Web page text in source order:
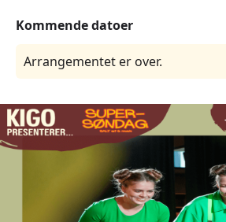
Kommende datoer
Arrangementet er over.